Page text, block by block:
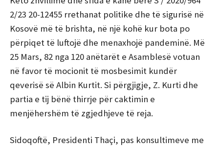
2/23 20-12455 rrethanat politike dhe të sigurisë në
Kosovë më të brishta, në një kohë kur bota po
përpiqet të luftojë dhe menaxhojë pandeminë. Më
25 Mars, 82 nga 120 anëtarët e Asamblesë votuan
në favor të mocionit të mosbesimit kundër
qeverisë së Albin Kurtit. Si përgjigje, Z. Kurti dhe
partia e tij bënë thirrje për caktimin e
menjëhershëm të zgjedhjeve të reja.
Sidoqoftë, Presidenti Thaçi, pas konsultimeve me